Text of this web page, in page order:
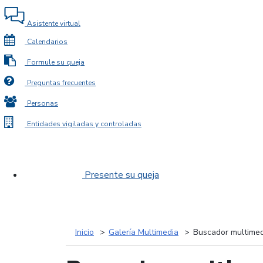
Asistente virtual
Calendarios
Formule su queja
Preguntas frecuentes
Personas
Entidades vigiladas y controladas
Presente su queja
Inicio Galería Multimedia Buscador